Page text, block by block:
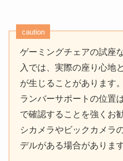
caution
ゲーミングチェアの試座
入では、実際の座り心地
が生じることがあります
ランバーサポートの位置
で確認することを強くお
シカメラやビックカメラ
デルがある場合があります